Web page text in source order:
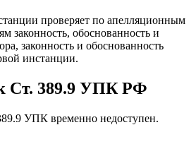
проверяет по апелляционным
законность, обоснованность и
законность и обоснованность
инстанции.
Ст. 389.9 УПК РФ
УПК временно недоступен.